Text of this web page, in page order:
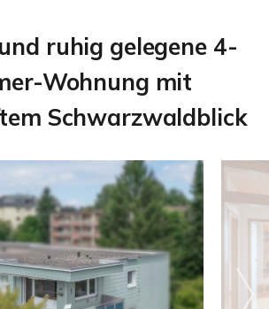
ruhig gelegene 4-
Wohnung mit
Schwarzwaldblick